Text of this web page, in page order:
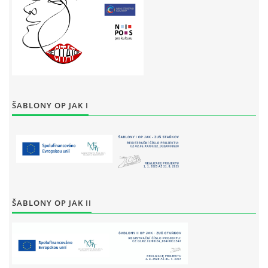
ŠABLONY OP JAK I
ŠABLONY OP JAK II